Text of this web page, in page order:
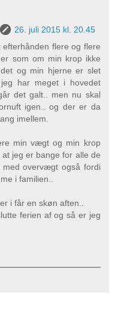
26. juli 2015 kl. 20.45
flere og flere
som om min krop ikke
og min hjerne er slet
har meget i hovedet
det galt.. men nu skal
igen.. og der er da
imellem.
min vægt og min krop
jeg er bange for alle de
overvægt også fordi
i familien..
i får en skøn aften..
ferien af og så er jeg